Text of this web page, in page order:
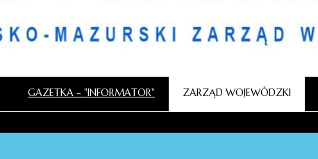
GAZETKA - "INFORMATOR" ZARZĄD WOJEWÓDZKI